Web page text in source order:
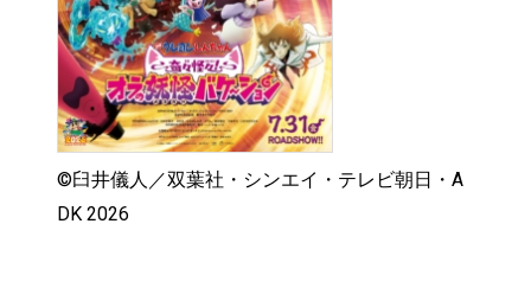
©臼井儀人／双葉社・シンエイ・テレビ朝日・A
DK 2026